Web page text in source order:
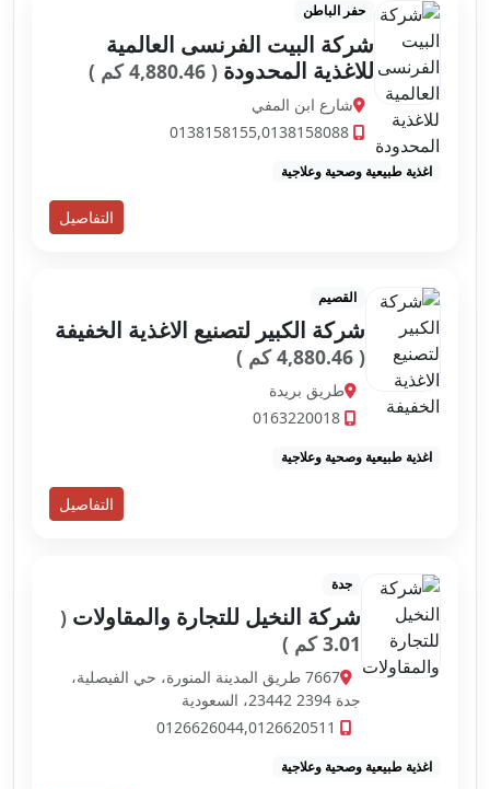
حفر الباطن
شركة البيت الفرنسى العالمية
للاغذية المحدودة ( 4,880.46 كم )
شارع ابن المفي
0138158155,0138158088
اغذية طبيعية وصحية وعلاجية
التفاصيل
القصيم
شركة الكبير لتصنيع الاغذية الخفيفة
( 4,880.46 كم )
طريق بريدة
0163220018
اغذية طبيعية وصحية وعلاجية
التفاصيل
جدة
شركة النخيل للتجارة والمقاولات (
3.01 كم )
7667 طريق المدينة المنورة، حي الفيصلية،
جدة 23442 2394، السعودية
0126626044,0126620511
اغذية طبيعية وصحية وعلاجية